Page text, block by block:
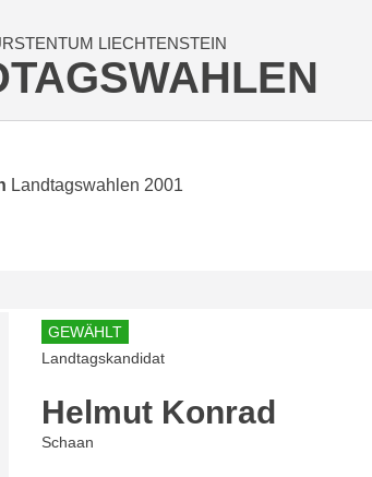
LIECHTENSTEIN
Landtagswahlen 2001
GEWÄHLT
Landtagskandidat
Helmut Konrad
Schaan